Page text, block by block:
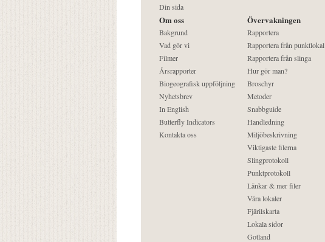
Din sida
Om oss
Bakgrund
Vad gör vi
Filmer
Årsrapporter
Biogeografisk uppföljning
Nyhetsbrev
In English
Butterfly Indicators
Kontakta oss
Övervakningen
Rapportera
Rapportera från punktlokal
Rapportera från slinga
Hur gör man?
Broschyr
Metoder
Snabbguide
Handledning
Miljöbeskrivning
Viktigaste filerna
Slingprotokoll
Punktprotokoll
Länkar & mer filer
Våra lokaler
Fjärilskarta
Lokala sidor
Gotland